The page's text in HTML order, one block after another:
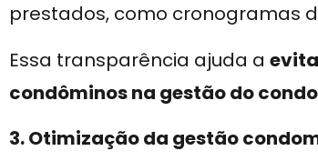
prestados, como cronogramas
Essa transparência ajuda a
condôminos na gestão do
3. Otimização da gestão